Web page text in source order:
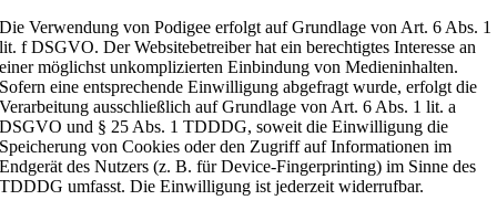
Die Verwendung von Podigee erfolgt auf Grundlage von Art. 6 Abs. 1
lit. f DSGVO. Der Websitebetreiber hat ein berechtigtes Interesse an
einer möglichst unkomplizierten Einbindung von Medieninhalten.
Sofern eine entsprechende Einwilligung abgefragt wurde, erfolgt die
Verarbeitung ausschließlich auf Grundlage von Art. 6 Abs. 1 lit. a
DSGVO und § 25 Abs. 1 TDDDG, soweit die Einwilligung die
Speicherung von Cookies oder den Zugriff auf Informationen im
Endgerät des Nutzers (z. B. für Device-Fingerprinting) im Sinne des
TDDDG umfasst. Die Einwilligung ist jederzeit widerrufbar.